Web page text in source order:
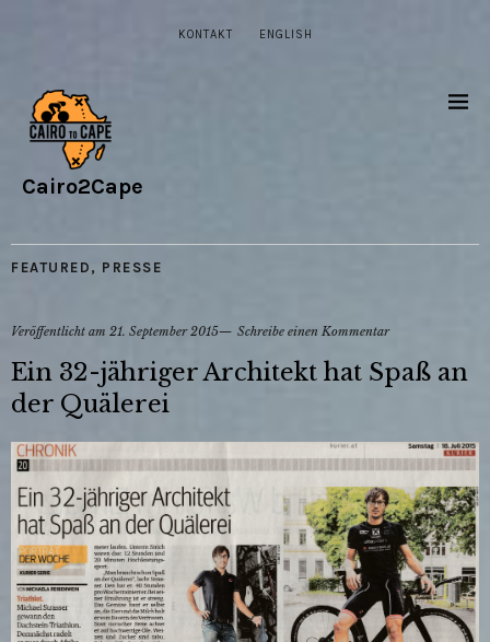
KONTAKT ENGLISH
Cairo2Cape
FEATURED , PRESSE
Veröffentlicht am 21. September 2015 Schreibe einen Kommentar
Ein 32-jähriger Architekt hat Spaß an
der Quälerei